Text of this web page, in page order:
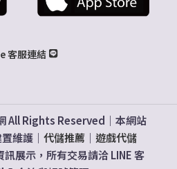
客服連結
All Rights Reserved｜本網站
維護｜ 代儲推薦｜ 遊戲代儲
展示，所有交易請洽 LINE 客